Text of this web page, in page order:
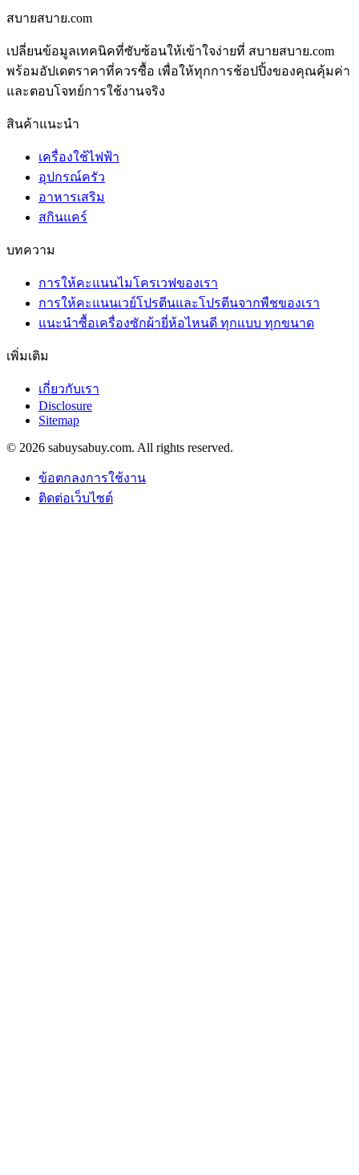
สบายสบาย.com
เปลี่ยนข้อมูลเทคนิคที่ซับซ้อนให้เข้าใจง่ายที่ สบายสบาย.com
พร้อมอัปเดตราคาที่ควรซื้อ เพื่อให้ทุกการช้อปปิ้งของคุณคุ้มค่า
และตอบโจทย์การใช้งานจริง
สินค้าแนะนำ
เครื่องใช้ไฟฟ้า
อุปกรณ์ครัว
อาหารเสริม
สกินแคร์
บทความ
การให้คะแนนไมโครเวฟของเรา
การให้คะแนนเวย์โปรตีนและโปรตีนจากพืชของเรา
แนะนำซื้อเครื่องซักผ้ายี่ห้อไหนดี ทุกแบบ ทุกขนาด
เพิ่มเติม
เกี่ยวกับเรา
Disclosure
Sitemap
© 2026 sabuysabuy.com. All rights reserved.
ข้อตกลงการใช้งาน
ติดต่อเว็บไซต์